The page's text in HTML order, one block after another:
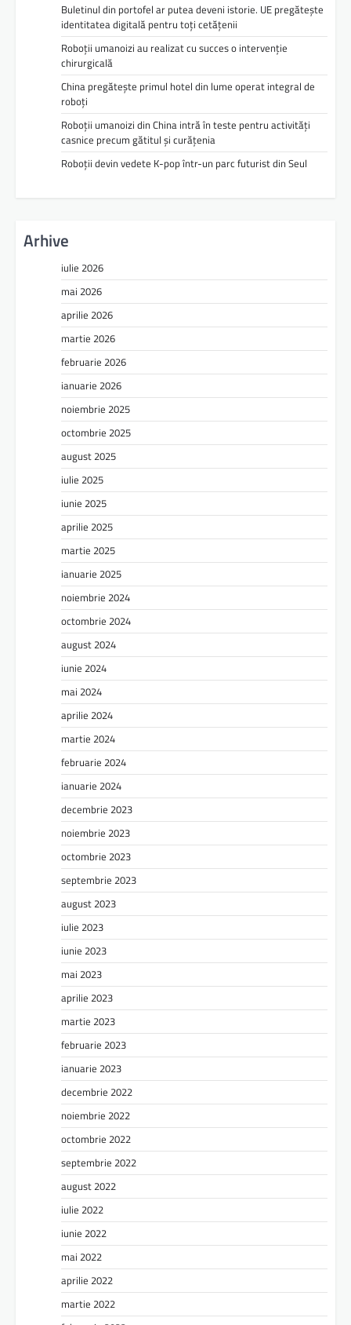
Buletinul din portofel ar putea deveni istorie. UE pregătește
identitatea digitală pentru toți cetățenii
Roboții umanoizi au realizat cu succes o intervenție
chirurgicală
China pregătește primul hotel din lume operat integral de
roboți
Roboții umanoizi din China intră în teste pentru activități
casnice precum gătitul și curățenia
Roboții devin vedete K-pop într-un parc futurist din Seul
Arhive
iulie 2026
mai 2026
aprilie 2026
martie 2026
februarie 2026
ianuarie 2026
noiembrie 2025
octombrie 2025
august 2025
iulie 2025
iunie 2025
aprilie 2025
martie 2025
ianuarie 2025
noiembrie 2024
octombrie 2024
august 2024
iunie 2024
mai 2024
aprilie 2024
martie 2024
februarie 2024
ianuarie 2024
decembrie 2023
noiembrie 2023
octombrie 2023
septembrie 2023
august 2023
iulie 2023
iunie 2023
mai 2023
aprilie 2023
martie 2023
februarie 2023
ianuarie 2023
decembrie 2022
noiembrie 2022
octombrie 2022
septembrie 2022
august 2022
iulie 2022
iunie 2022
mai 2022
aprilie 2022
martie 2022